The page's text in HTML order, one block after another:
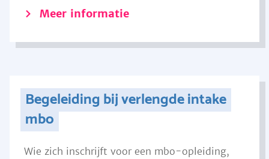
Meer informatie
Begeleiding bij verlengde intake
mbo
Wie zich inschrijft voor een mbo-opleiding,